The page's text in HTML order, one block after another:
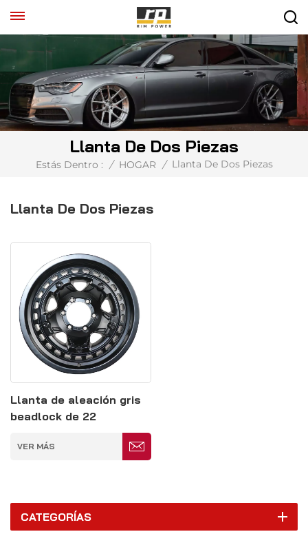
Llanta De Dos Piezas
Estás Dentro : / HOGAR / Llanta De Dos Piezas
Llanta De Dos Piezas
Llanta de aleación gris
beadlock de 22
pulgadas y 6 x 110 mm
VER MÁS
CATEGORÍAS